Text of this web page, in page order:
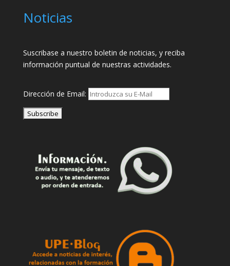
Noticias
Suscribase a nuestro boletin de noticias, y reciba
información puntual de nuestras actividades.
Dirección de Email: